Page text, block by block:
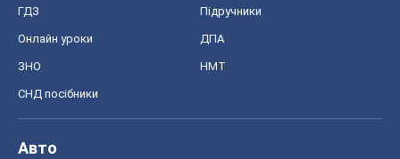
ГДЗ Підручники
Онлайн уроки ДПА
ЗНО НМТ
СНД посібники
Авто